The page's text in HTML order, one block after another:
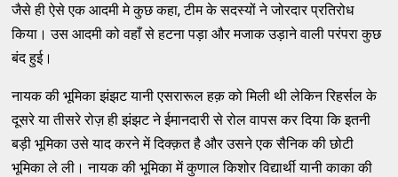
जैसे ही ऐसे एक आदमी मे कुछ कहा, टीम के सदस्यों ने जोरदार प्रतिरोध
किया। उस आदमी को वहाँ से हटना पड़ा और मजाक उड़ाने वाली परंपरा कुछ
बंद हुई।
नायक की भूमिका झंझट यानी एसरारूल हक़ को मिली थी लेकिन रिहर्सल के
दूसरे या तीसरे रोज़ ही झंझट ने ईमानदारी से रोल वापस कर दिया कि इतनी
बड़ी भूमिका उसे याद करने में दिक्क़त है और उसने एक सैनिक की छोटी
भूमिका ले ली। नायक की भूमिका में कुणाल किशोर विद्यार्थी यानी काका की